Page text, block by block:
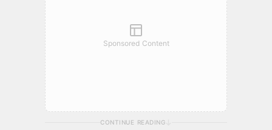
Sponsored Content
CONTINUE READING